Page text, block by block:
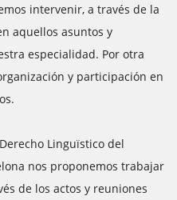
intervenir, a través de la
aquellos asuntos y
especialidad. Por otra
y participación en
Linguïstico del
nos proponemos trabajar
de los actos y reuniones